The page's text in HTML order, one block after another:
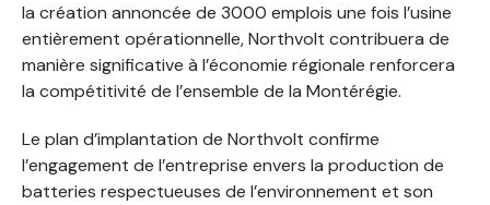
la création annoncée de 3000 emplois une fois l’usine
entièrement opérationnelle, Northvolt contribuera de
manière significative à l’économie régionale renforcera
la compétitivité de l’ensemble de la Montérégie.
Le plan d’implantation de Northvolt confirme
l’engagement de l’entreprise envers la production de
batteries respectueuses de l’environnement et son